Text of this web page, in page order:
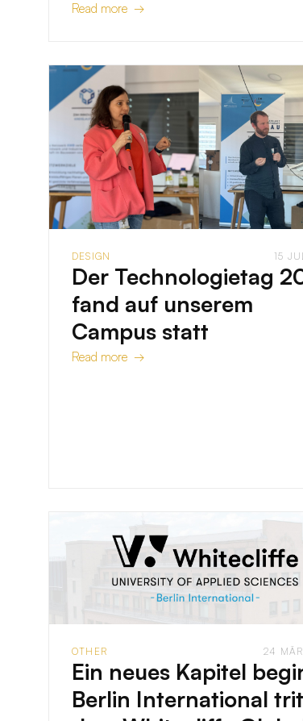
Read more →
DESIGN 15
Der Technologietag
fand auf unserem
Campus statt
Read more →
OTHER 24
Ein neues Kapitel
Berlin International